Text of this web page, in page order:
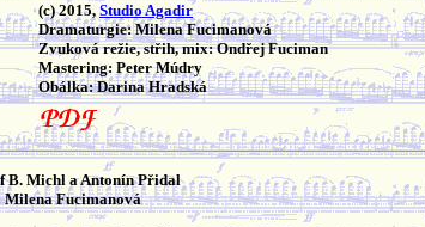
(c) 2015, Studio Agadir
Dramaturgie: Milena Fucimanová
Zvuková režie, střih, mix: Ondřej Fuciman
Mastering: Peter Múdry
Obálka: Darina Hradská
B. Michl a Antonín Přidal
Fucimanová